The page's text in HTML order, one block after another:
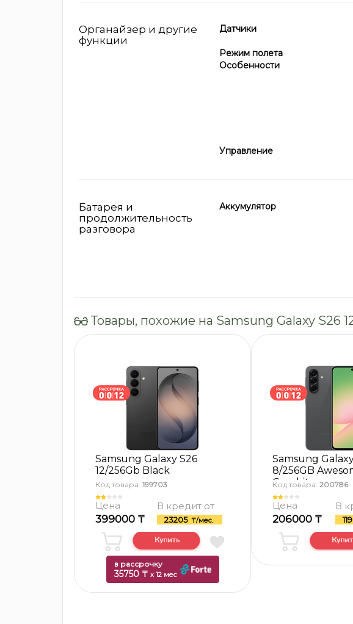
Органайзер и другие
функции
Датчики
Режим полета
Особенности
Управление
Батарея и
продолжительность
разговора
Аккумулятор
Товары, похожие на Samsung Galaxy S26
Samsung Galaxy S26
12/256Gb Black
Код товара: 199703
Цена
399000 ₸
В кредит от
23205 ₸/мес.
в рассрочку
35750 ₸ x 12 мес
Samsung
8/256GB
Graphite
Код товара: 200786
Цена
206000 ₸
В